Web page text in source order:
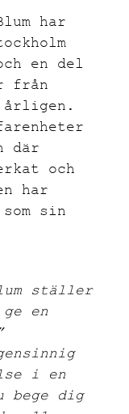
har
en del
från
årligen.
där
och
har
sin
ställer
en
i en
bege dig